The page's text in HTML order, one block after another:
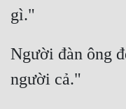
Người đàn ông